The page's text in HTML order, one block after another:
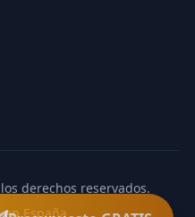
derechos reservados.
España